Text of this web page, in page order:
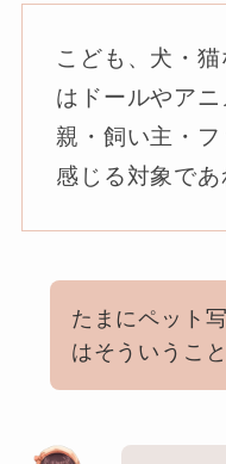
こども、犬・
はドールやアニ
親・飼い主・
感じる対象で
たまにペット
はそういうこ